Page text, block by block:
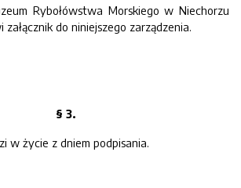
Rybołówstwa Morskiego w Niechorzu
do niniejszego zarządzenia.
§ 3.
w życie z dniem podpisania.